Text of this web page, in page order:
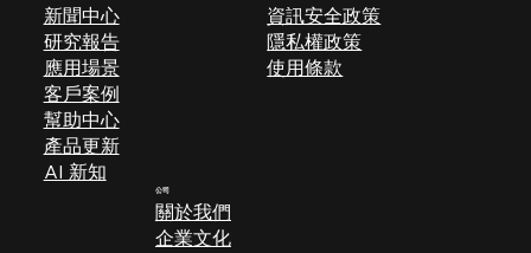
新聞中心
研究報告
應用場景
​客戶案例
幫助中心
產品更新
AI 新知
資訊安全政策
隱私權政策
使用條款
公司
關於我們
企業文化